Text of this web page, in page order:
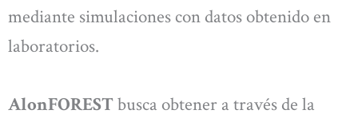
mediante simulaciones con datos obtenido en
laboratorios.
AlonFORESTbusca obtener a través de la